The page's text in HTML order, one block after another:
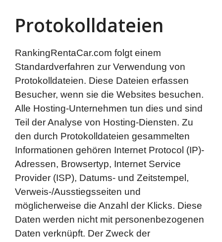
Protokolldateien
RankingRentaCar.com folgt einem
Standardverfahren zur Verwendung von
Protokolldateien. Diese Dateien erfassen
Besucher, wenn sie die Websites besuchen.
Alle Hosting-Unternehmen tun dies und sind
Teil der Analyse von Hosting-Diensten. Zu
den durch Protokolldateien gesammelten
Informationen gehören Internet Protocol (IP)-
Adressen, Browsertyp, Internet Service
Provider (ISP), Datums- und Zeitstempel,
Verweis-/Ausstiegsseiten und
möglicherweise die Anzahl der Klicks. Diese
Daten werden nicht mit personenbezogenen
Daten verknüpft. Der Zweck der